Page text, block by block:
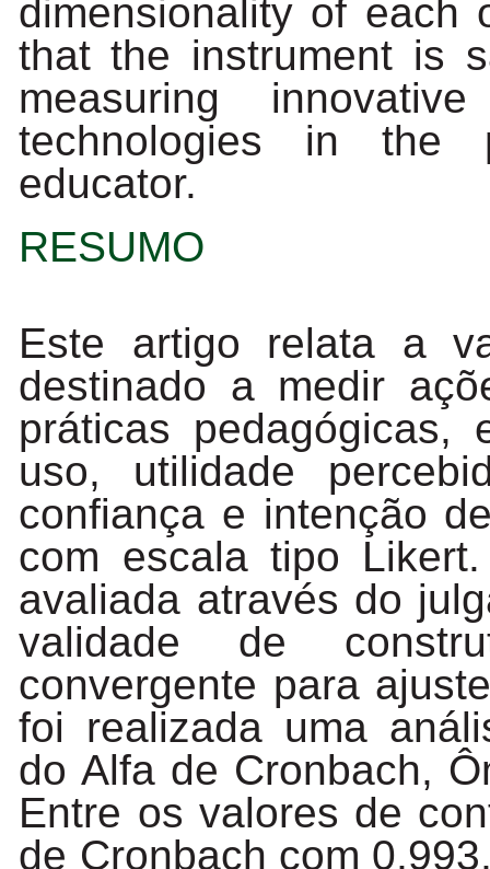
dimensionality of each
that the instrument is
measuring
technologies in the
educator.
RESUMO
Este artigo relata a
destinado a medir
práticas pedagógicas,
uso,
utilidade
confiança e intenção
com escala tipo
avaliada através do
validade de
convergente para
foi realizada uma
do Alfa de Cronbach,
Entre os valores de
de Cronbach com